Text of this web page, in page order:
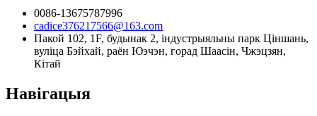
0086-13675787996
cadice376217566@163.com
Пакой 102, 1F, будынак 2, індустрыяльны парк Ціншань,
вуліца Бэйхай, раён Юэчэн, горад Шаасін, Чжэцзян,
Кітай
Навігацыя